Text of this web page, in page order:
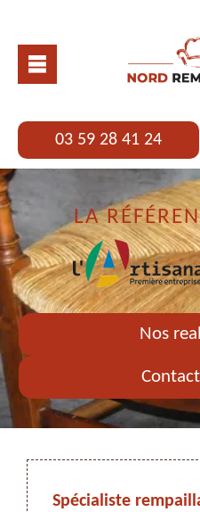
03 59 28 41 24
LA
Nos
Spécialiste